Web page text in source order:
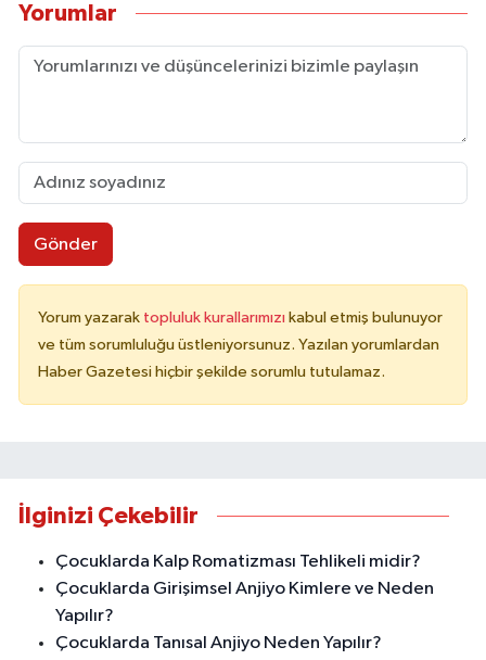
Yorumlar
Gönder
Yorum yazarak topluluk kurallarımızı kabul etmiş bulunuyor
ve tüm sorumluluğu üstleniyorsunuz. Yazılan yorumlardan
Haber Gazetesi hiçbir şekilde sorumlu tutulamaz.
İlginizi Çekebilir
Çocuklarda Kalp Romatizması Tehlikeli midir?
Çocuklarda Girişimsel Anjiyo Kimlere ve Neden
Yapılır?
Çocuklarda Tanısal Anjiyo Neden Yapılır?